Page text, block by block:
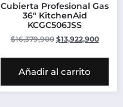
Cubierta Profesional Gas
36″ KitchenAid
KCGC506JSS
$16,379,900 $13,922,900
Añadir al carrito